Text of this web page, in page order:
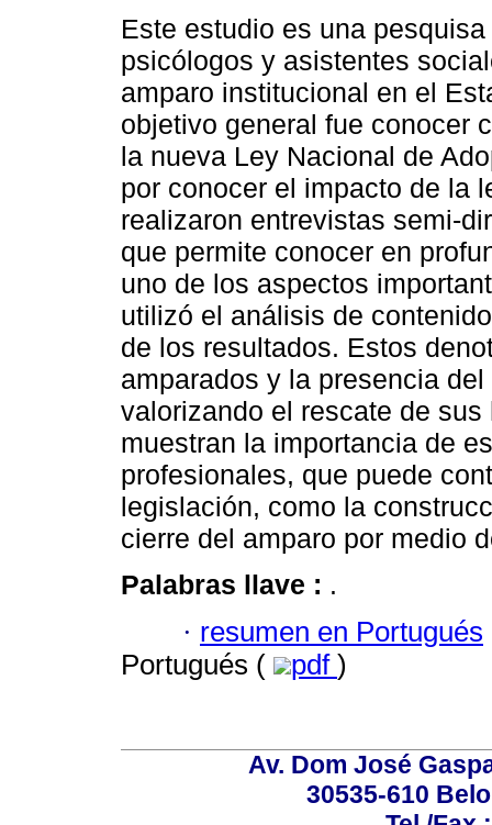
Este estudio es una
psicólogos y asistentes
amparo institucional en el
objetivo general fue conocer
la nueva Ley Nacional de
por conocer el impacto de la
realizaron entrevistas semi-
que permite conocer en
uno de los aspectos
utilizó el análisis de
de los resultados. Estos
amparados y la presencia
valorizando el rescate de
muestran la importancia de
profesionales, que puede
legislación, como la
cierre del amparo por medio
Palabras llave : .
· resumen en Portugués
Portugués (
pdf )
Av. Dom José
30535-610